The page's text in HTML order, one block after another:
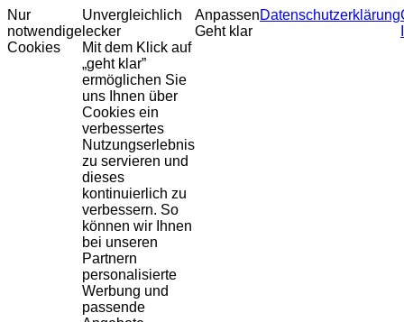
Nur
notwendige
Cookies
Unvergleichlich
lecker
Mit dem Klick auf
„geht klar”
ermöglichen Sie
uns Ihnen über
Cookies ein
verbessertes
Nutzungserlebnis
zu servieren und
dieses
kontinuierlich zu
verbessern. So
können wir Ihnen
bei unseren
Partnern
personalisierte
Werbung und
passende
Anpassen
Geht klar
Datenschutzerklärung